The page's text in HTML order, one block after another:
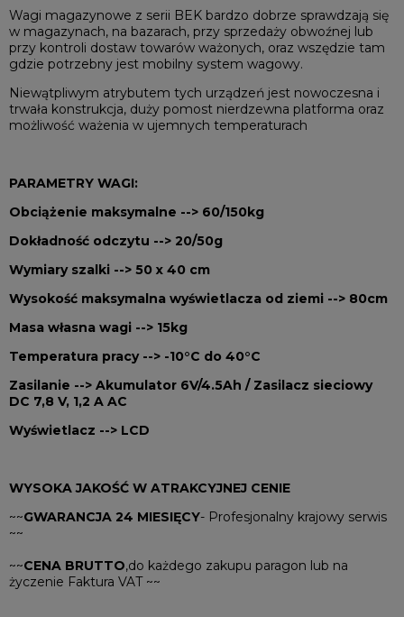
Wagi magazynowe z serii BEK bardzo dobrze sprawdzają się
w magazynach, na bazarach, przy sprzedaży obwoźnej lub
przy kontroli dostaw towarów ważonych, oraz wszędzie tam
gdzie potrzebny jest mobilny system wagowy.
Niewątpliwym atrybutem tych urządzeń jest nowoczesna i
trwała konstrukcja, duży pomost nierdzewna platforma oraz
możliwość ważenia w ujemnych temperaturach
PARAMETRY WAGI:
Obciążenie maksymalne --> 60/150kg
Dokładność odczytu --> 20/50g
Wymiary szalki --> 50 x 40 cm
Wysokość maksymalna wyświetlacza od ziemi --> 80cm
Masa własna wagi --> 15kg
Temperatura pracy --> -10°C do 40°C
Zasilanie --> Akumulator 6V/4.5Ah / Zasilacz sieciowy
DC 7,8 V, 1,2 A AC
Wyświetlacz --> LCD
WYSOKA JAKOŚĆ W ATRAKCYJNEJ CENIE
~~GWARANCJA 24 MIESIĘCY- Profesjonalny krajowy serwis
~~
~~CENA BRUTTO,do każdego zakupu paragon lub na
życzenie Faktura VAT ~~